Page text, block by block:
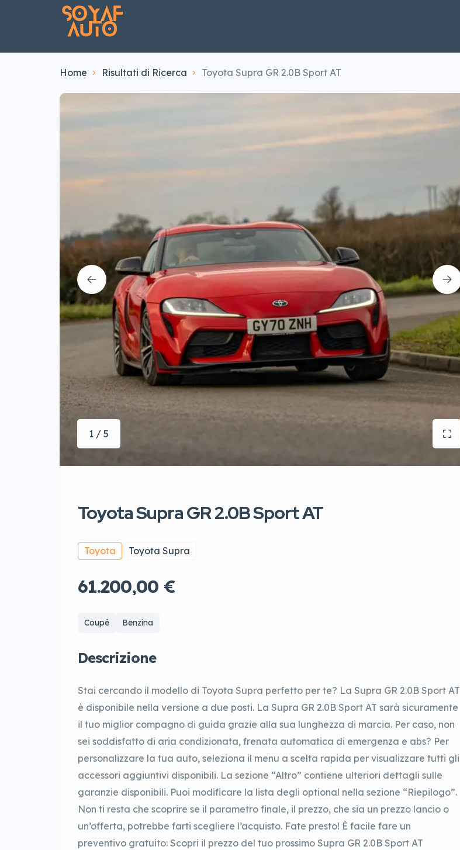
Home Risultati di Ricerca Toyota Supra GR 2.0B Sport AT
1 / 5
Toyota Supra GR 2.0B Sport AT
Toyota Toyota Supra
61.200,00 €
Coupé Benzina
Descrizione
Stai cercando il modello di Toyota Supra perfetto per te? La Supra GR 2.0B Sport AT
è disponibile nella versione a due posti. La Supra GR 2.0B Sport AT sarà sicuramente
il tuo miglior compagno di guida grazie alla sua lunghezza di marcia. Per caso, non
sei soddisfatto di aria condizionata, frenata automatica di emergenza e abs? Per
personalizzare la tua auto, seleziona il menu a scelta rapida per visualizzare tutti gli
accessori aggiuntivi disponibili. La sezione “Altro” contiene ulteriori dettagli sulle
garanzie disponibili. Puoi modificare la lista degli optional nella sezione “Riepilogo”.
Non ti resta che scoprire se il parametro finale, il prezzo, che sia un prezzo lancio o
un’offerta, potrebbe farti scegliere l’acquisto. Fate presto! È facile fare un
preventivo gratuito: Scopri il prezzo del tuo prossimo Supra GR 2.0B Sport AT